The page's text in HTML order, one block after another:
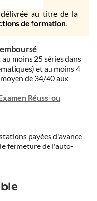
au titre de la
de formation.
moins 25 séries dans
et au moins 4
de 34/40 aux
Réussi ou
payées d'avance
fermeture de l'auto-